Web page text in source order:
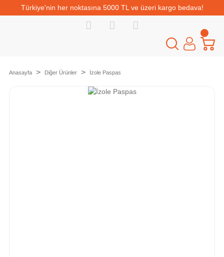
Türkiye'nin her noktasına 5000 TL ve üzeri kargo bedava!
Anasayfa Diğer Ürünler İzole Paspas